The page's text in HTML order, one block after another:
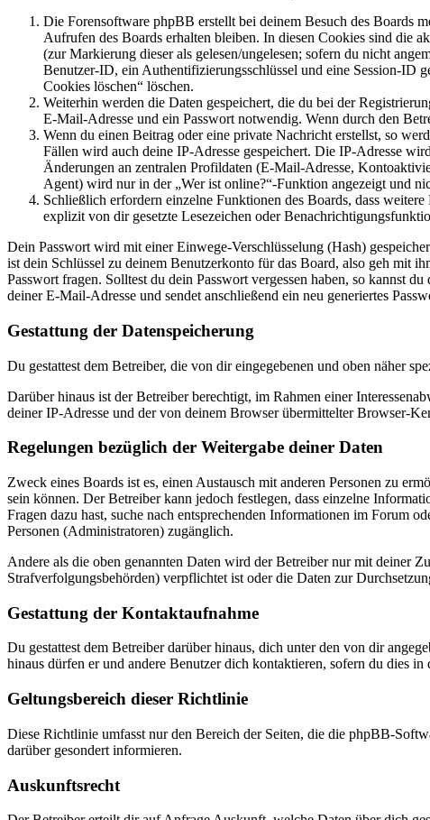
Die Forensoftware phpBB erstellt bei deinem Besuch des Boards
Aufrufen des Boards erhalten bleiben. In diesen Cookies sind die
(zur Markierung dieser als gelesen/ungelesen; sofern du nicht
Benutzer-ID, ein Authentifizierungsschlüssel und eine Session-ID
Cookies löschen“ löschen.
Weiterhin werden die Daten gespeichert, die du bei der
E-Mail-Adresse und ein Passwort notwendig. Wenn durch den
Wenn du einen Beitrag oder eine private Nachricht erstellst, so
Fällen wird auch deine IP-Adresse gespeichert. Die IP-Adresse
Änderungen an zentralen Profildaten (E-Mail-Adresse,
Agent) wird nur in der „Wer ist online?“-Funktion angezeigt und
Schließlich erfordern einzelne Funktionen des Boards, dass
explizit von dir gesetzte Lesezeichen oder
Dein Passwort wird mit einer Einwege-Verschlüsselung (Hash)
ist dein Schlüssel zu deinem Benutzerkonto für das Board, also geh mit
Passwort fragen. Solltest du dein Passwort vergessen haben, so kannst
deiner E-Mail-Adresse und sendet anschließend ein neu generiertes
Gestattung der Datenspeicherung
Du gestattest dem Betreiber, die von dir eingegebenen und oben näher
Darüber hinaus ist der Betreiber berechtigt, im Rahmen einer
deiner IP-Adresse und der von deinem Browser übermittelter Browser-
Regelungen bezüglich der Weitergabe deiner Daten
Zweck eines Boards ist es, einen Austausch mit anderen Personen zu
sein können. Der Betreiber kann jedoch festlegen, dass einzelne
Fragen dazu hast, suche nach entsprechenden Informationen im Forum
Personen (Administratoren) zugänglich.
Andere als die oben genannten Daten wird der Betreiber nur mit deiner
Strafverfolgungsbehörden) verpflichtet ist oder die Daten zur
Gestattung der Kontaktaufnahme
Du gestattest dem Betreiber darüber hinaus, dich unter den von dir
hinaus dürfen er und andere Benutzer dich kontaktieren, sofern du dies in
Geltungsbereich dieser Richtlinie
Diese Richtlinie umfasst nur den Bereich der Seiten, die die phpBB-
darüber gesondert informieren.
Auskunftsrecht